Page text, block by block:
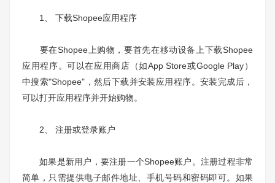
1、 下载Shopee应用程序
要在Shopee上购物，要首先在移动设备上下载Shopee
应用程序。可以在应用商店（如App Store或Google Play）
中搜索"Shopee"，然后下载并安装应用程序。安装完成后，
可以打开应用程序并开始购物。
2、 注册或登录账户
如果是新用户，要注册一个Shopee账户。注册过程非常
简单，只需提供电子邮件地址、手机号码和密码即可。如果